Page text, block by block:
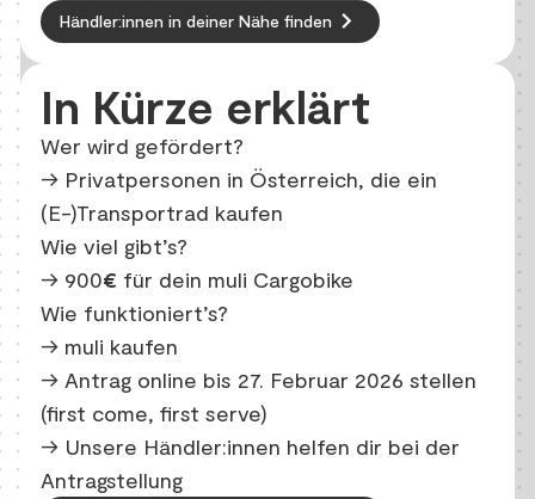
Händler:innen in deiner Nähe finden keyboard_arrow_right
In Kürze erklärt
Wer wird gefördert?
→ Privatpersonen in Österreich, die ein
(E-)Transportrad kaufen
Wie viel gibt’s?
→ 900€ für dein muli Cargobike
Wie funktioniert’s?
→ muli kaufen
→ Antrag online bis 27. Februar 2026 stellen
(first come, first serve)
→ Unsere Händler:innen helfen dir bei der
Antragstellung